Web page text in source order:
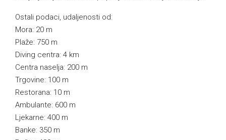
Ostali podaci, udaljenosti od:
Mora: 20 m
Plaže: 750 m
Diving centra: 4 km
Centra naselja: 200 m
Trgovine: 100 m
Restorana: 10 m
Ambulante: 600 m
Ljekarne: 400 m
Banke: 350 m